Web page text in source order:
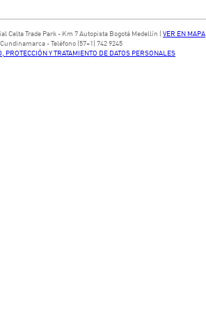
Celta Trade Park - ​Km 7 Autopista Bogotá Medellín​ ( VER EN MAPA
- Teléfono (57+1) 742 9245
PROTECCIÓN Y TRATAMIENTO DE DATOS PERSONALES